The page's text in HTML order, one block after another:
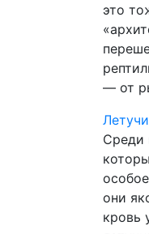
это
— от
Среди
они
кровь